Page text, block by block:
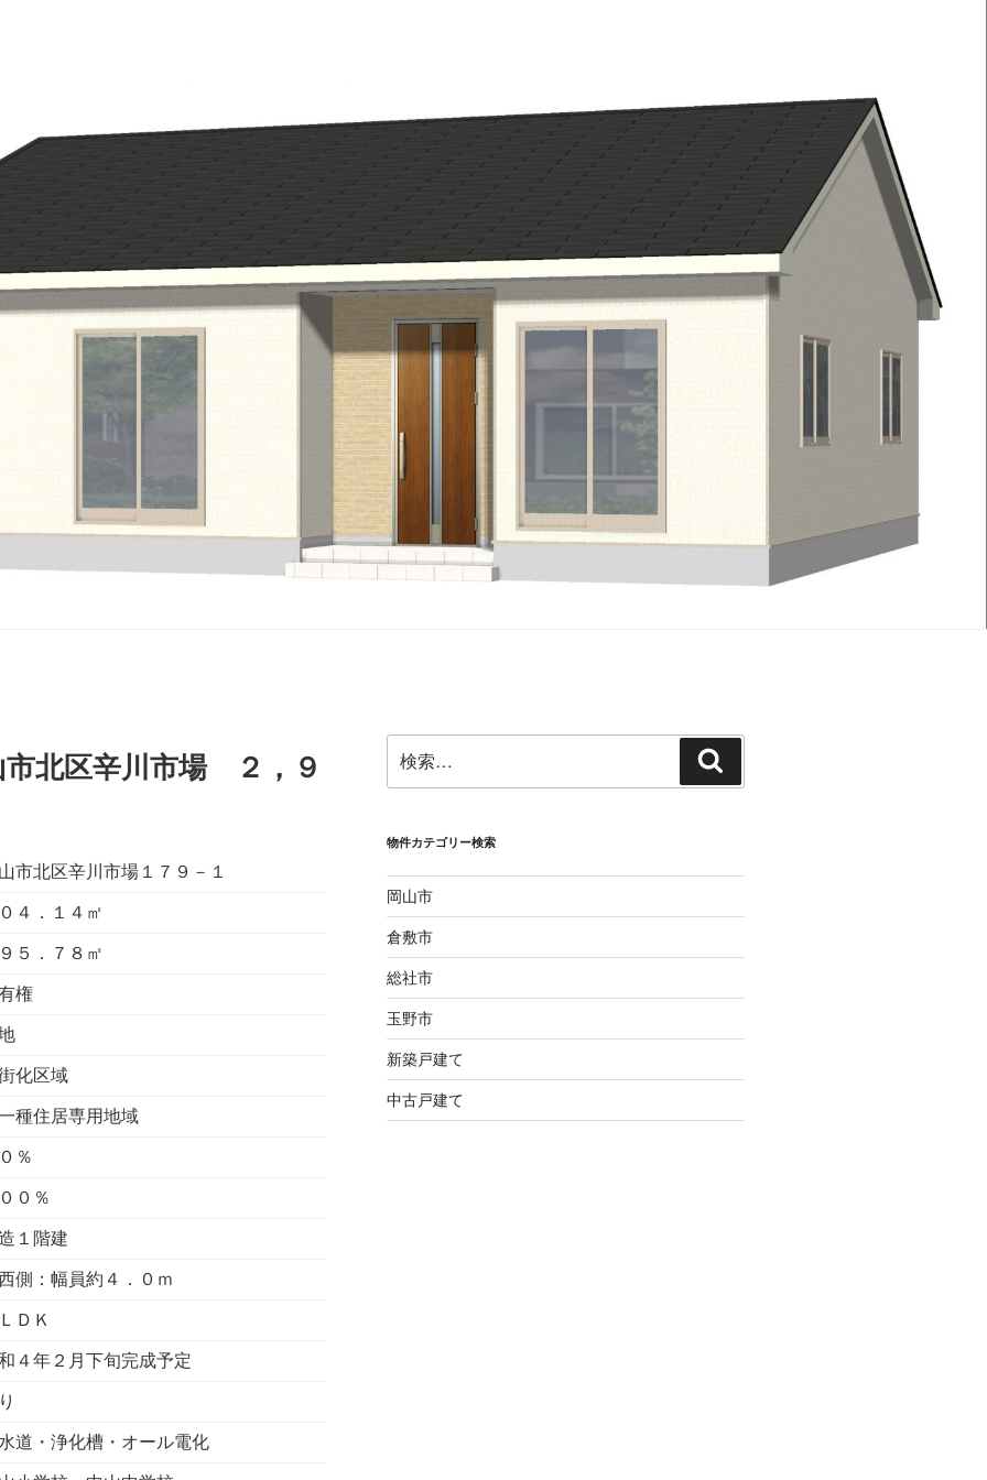
北区辛川市場 ２，９
市北区辛川市場１７９－１
４．１４㎡
．７８㎡
権
化区域
種住居専用地域
％
０％
１階建
側：幅員約４．０ｍ
ＤＫ
４年２月下旬完成予定
道・浄化槽・オール電化
索:
索
物件カテゴリー検索
岡山市
倉敷市
総社市
玉野市
新築戸建て
中古戸建て